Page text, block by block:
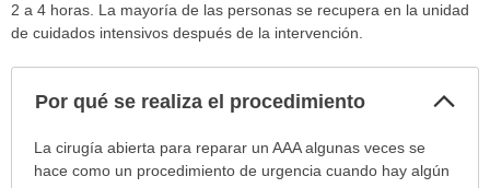
2 a 4 horas. La mayoría de las personas se recupera en la unidad
de cuidados intensivos después de la intervención.
Por qué se realiza el procedimiento
Por
qué
La cirugía abierta para reparar un AAA algunas veces se
hace como un procedimiento de urgencia cuando hay algún